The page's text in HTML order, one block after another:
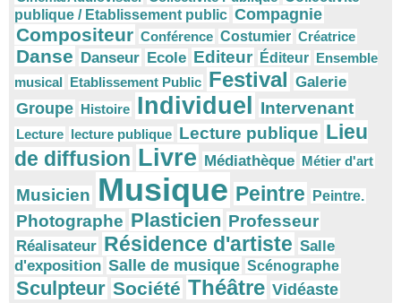
publique / Etablissement public Compagnie
Compositeur Conférence Costumier Créatrice
Danse Danseur Ecole Editeur Éditeur Ensemble
musical Etablissement Public Festival Galerie
Groupe Histoire Individuel Intervenant
Lecture lecture publique Lecture publique Lieu
de diffusion Livre Médiathèque Métier d'art
Musicien Musique Peintre Peintre.
Photographe Plasticien Professeur
Réalisateur Résidence d'artiste Salle
d'exposition Salle de musique Scénographe
Sculpteur Société Théâtre Vidéaste